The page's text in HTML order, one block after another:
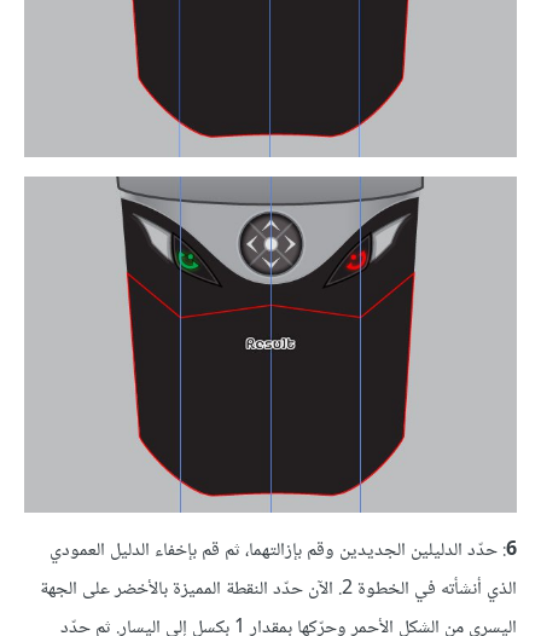
6: حدّد الدليلين الجديدين وقم بإزالتهما، ثم قم بإخفاء الدليل العمودي
الذي أنشأته في الخطوة 2. الآن حدّد النقطة المميزة بالأخضر على الجهة
اليسرى من الشكل الأحمر وحرّكها بمقدار 1 بكسل إلى اليسار. ثم حدّد